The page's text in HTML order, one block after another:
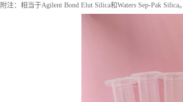
附注：相当于Agilent Bond Elut Silica和Waters Sep-Pak Silica。